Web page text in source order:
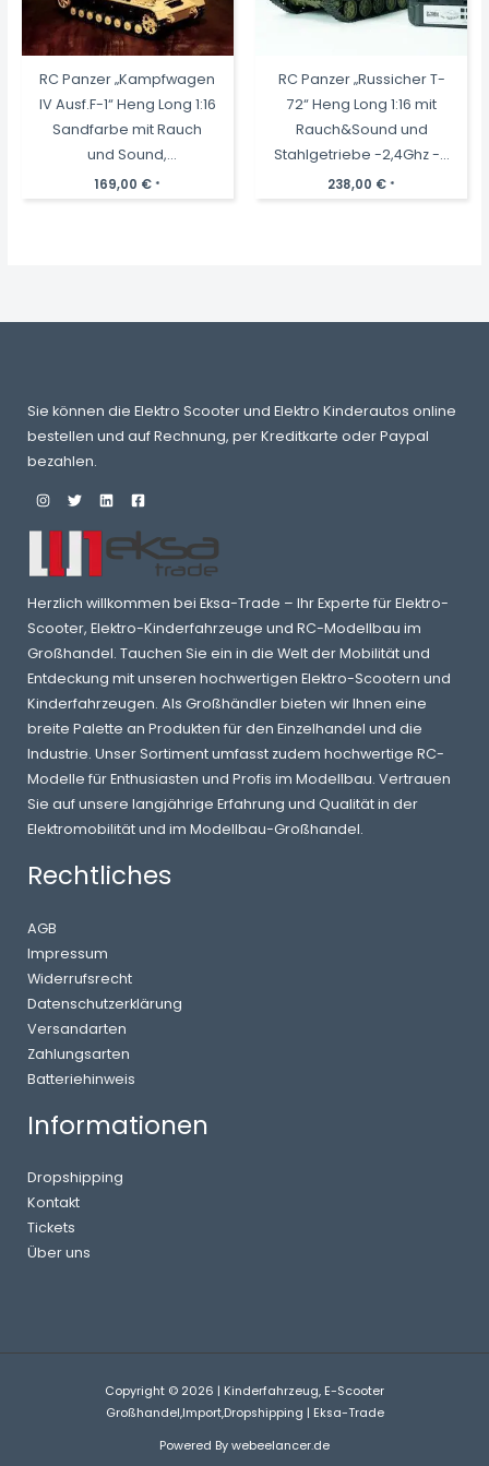
RC Panzer „Kampfwagen
IV Ausf.F-1“ Heng Long 1:16
Sandfarbe mit Rauch
und Sound,
Stahlgetriebe und
169,00 € *
RC Panzer „Russicher T-
72“ Heng Long 1:16 mit
Rauch&Sound und
Stahlgetriebe -2,4Ghz -V
7.0 ERA
238,00 € *
Sie können die Elektro Scooter und Elektro Kinderautos online
bestellen und auf Rechnung, per Kreditkarte oder Paypal
bezahlen.
Herzlich willkommen bei Eksa-Trade – Ihr Experte für Elektro-
Scooter, Elektro-Kinderfahrzeuge und RC-Modellbau im
Großhandel. Tauchen Sie ein in die Welt der Mobilität und
Entdeckung mit unseren hochwertigen Elektro-Scootern und
Kinderfahrzeugen. Als Großhändler bieten wir Ihnen eine
breite Palette an Produkten für den Einzelhandel und die
Industrie. Unser Sortiment umfasst zudem hochwertige RC-
Modelle für Enthusiasten und Profis im Modellbau. Vertrauen
Sie auf unsere langjährige Erfahrung und Qualität in der
Elektromobilität und im Modellbau-Großhandel.
Rechtliches
AGB
Impressum
Widerrufsrecht
Datenschutzerklärung
Versandarten
Zahlungsarten
Batteriehinweis
Informationen
Dropshipping
Kontakt
Tickets
Über uns
Copyright © 2026 | Kinderfahrzeug, E-Scooter
Großhandel,Import,Dropshipping | Eksa-Trade
Powered By webeelancer.de